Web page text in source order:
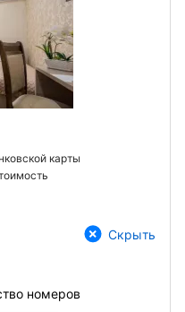
карты
Скрыть
номеров